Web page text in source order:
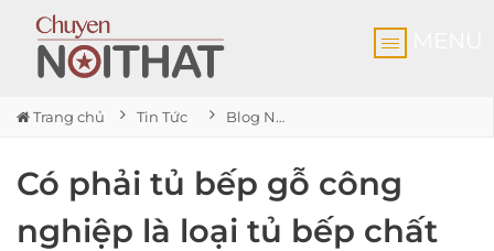
Trang chủ Tin Tức Blog Nội thất
Có phải tủ bếp gỗ công
nghiệp là loại tủ bếp chất